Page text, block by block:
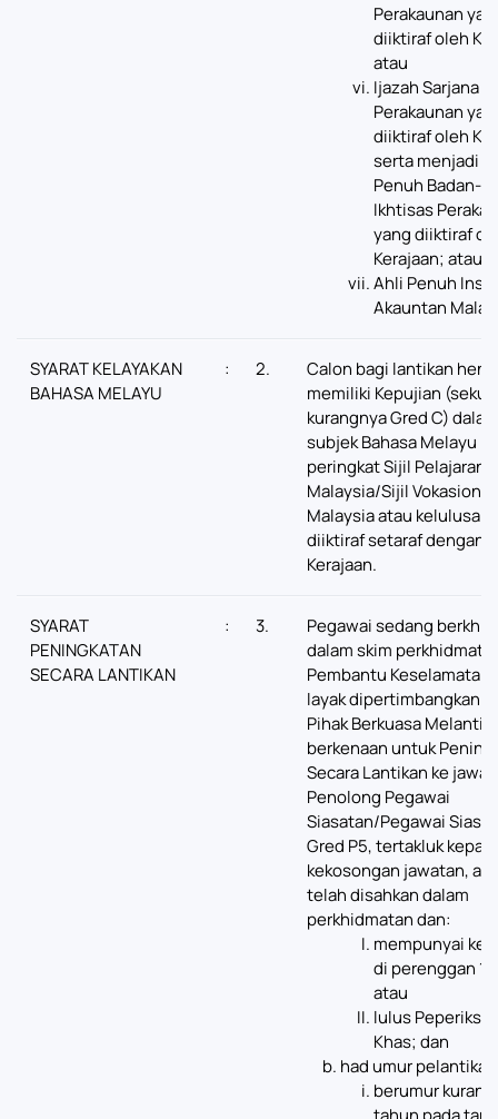
Perakaunan
diiktiraf oleh
atau
Ijazah Sarjana
Perakaunan
diiktiraf oleh
serta menjadi
Penuh Badan-
Ikhtisas
yang diiktiraf
Kerajaan; atau
Ahli Penuh
Akauntan
SYARAT KELAYAKAN
BAHASA MELAYU
: 2.
Calon bagi lantikan
memiliki Kepujian
kurangnya Gred C) dalam
subjek Bahasa Melayu
peringkat Sijil Pelajaran
Malaysia/Sijil Vokasional
Malaysia atau kelulusan
diiktiraf setaraf
Kerajaan.
SYARAT
PENINGKATAN
SECARA LANTIKAN
: 3.
Pegawai sedang
dalam skim
Pembantu Keselamatan
layak dipertimbangkan
Pihak Berkuasa Melantik
berkenaan untuk
Secara Lantikan ke
Penolong Pegawai
Siasatan/Pegawai
Gred P5, tertakluk
kekosongan jawatan,
telah disahkan dalam
perkhidmatan dan:
mempunyai
di perenggan
atau
lulus
Khas; dan
had umur
berumur